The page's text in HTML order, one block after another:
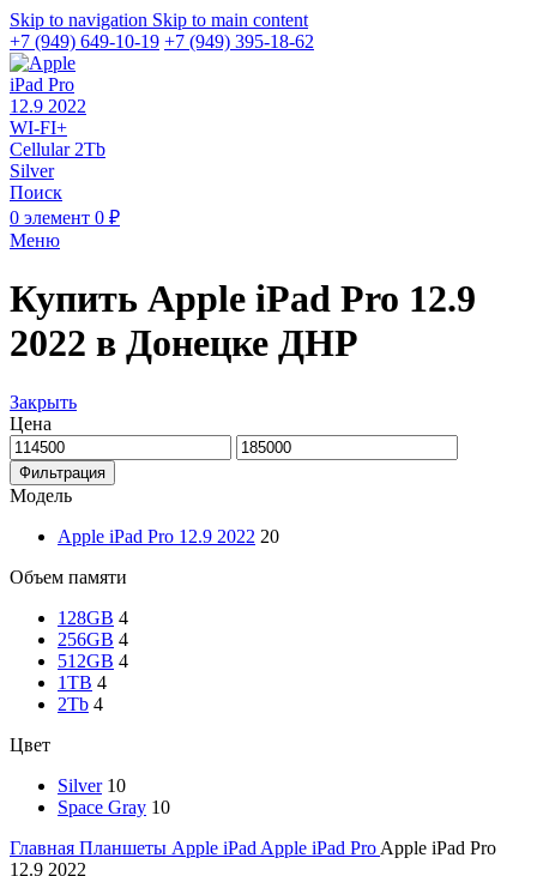
Skip to navigation Skip to main content
+7 (949) 649-10-19 +7 (949) 395-18-62
Поиск
0 элемент 0 ₽
Меню
Купить Apple iPad Pro 12.9
2022 в Донецке ДНР
Закрыть
Цена
Фильтрация
Модель
Apple iPad Pro 12.9 2022 20
Объем памяти
128GB 4
256GB 4
512GB 4
1TB 4
2Tb 4
Цвет
Silver 10
Space Gray 10
Главная Планшеты Apple iPad Apple iPad Pro Apple iPad Pro
12.9 2022